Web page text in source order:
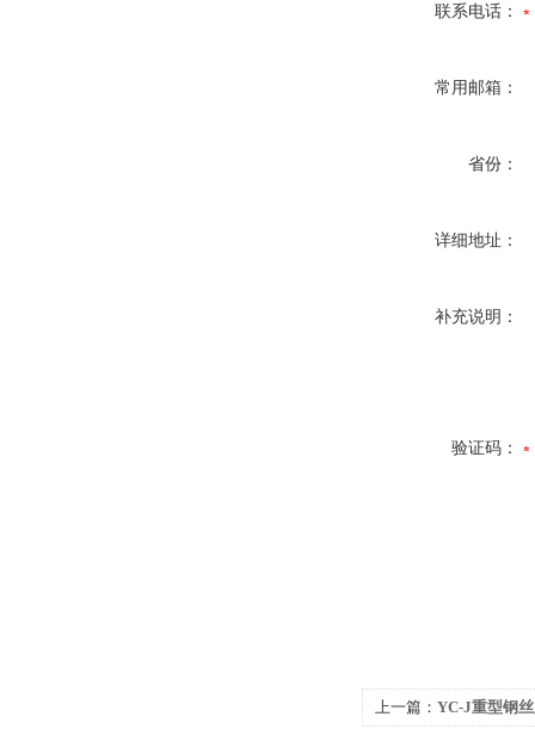
联系电话：
常用邮箱：
省份：
详细地址：
补充说明：
验证码：
上一篇： YC-J重型钢